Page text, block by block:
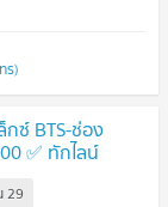
ร)
กซ์ BTS-ช่อง
✅ ทักไลน์
🔥🔥🔥
29